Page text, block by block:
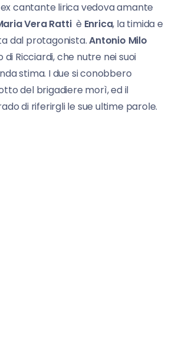
cantante lirica vedova amante
Vera Rattiè Enrica, la timida e
dal protagonista.Antonio Milo
di Ricciardi, che nutre nei suoi
stima. I due si conobbero
del brigadiere morì, ed il
di riferirgli le sue ultime parole.